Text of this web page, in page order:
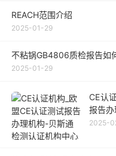
REACH范围介绍
2025-01-29
不粘锅GB4806质检报告如
2025-01-29
CE认
报告
2025-